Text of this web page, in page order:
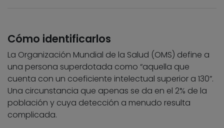
Cómo identificarlos
La Organización Mundial de la Salud (OMS) define a
una persona superdotada como “aquella que
cuenta con un coeficiente intelectual superior a 130”.
Una circunstancia que apenas se da en el 2% de la
población y cuya detección a menudo resulta
complicada.